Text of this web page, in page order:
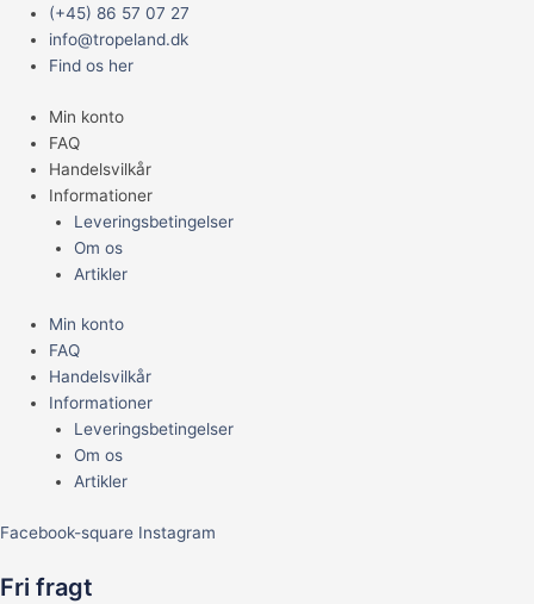
indholdet
(+45) 86 57 07 27
info@tropeland.dk
Find os her
Min konto
FAQ
Handelsvilkår
Informationer
Leveringsbetingelser
Om os
Artikler
Min konto
FAQ
Handelsvilkår
Informationer
Leveringsbetingelser
Om os
Artikler
Facebook-square Instagram
Fri fragt
Main
Menu